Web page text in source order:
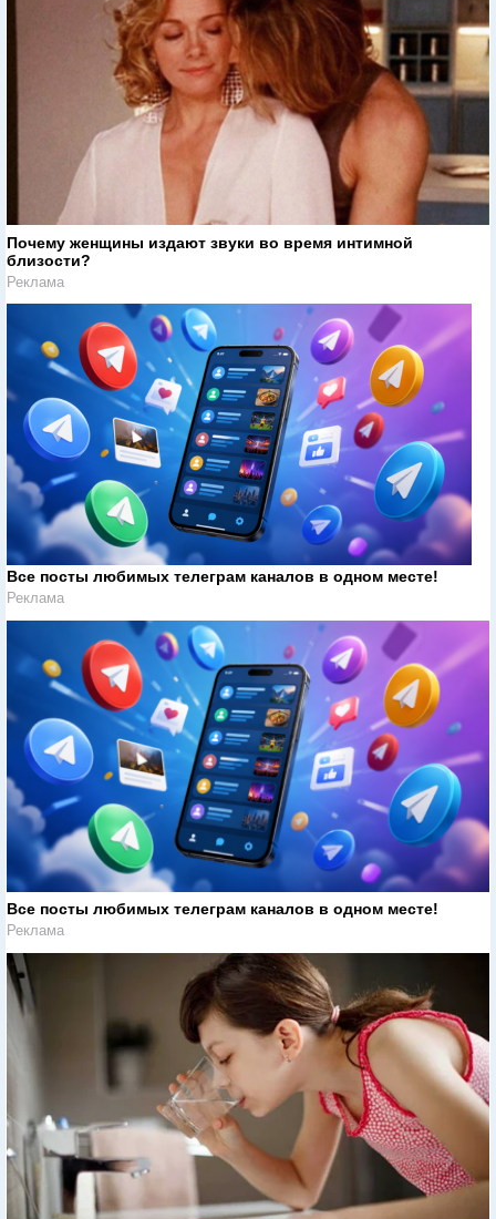
Почему женщины издают звуки во время интимной
близости?
Реклама
Все посты любимых телеграм каналов в одном месте!
Реклама
Все посты любимых телеграм каналов в одном месте!
Реклама